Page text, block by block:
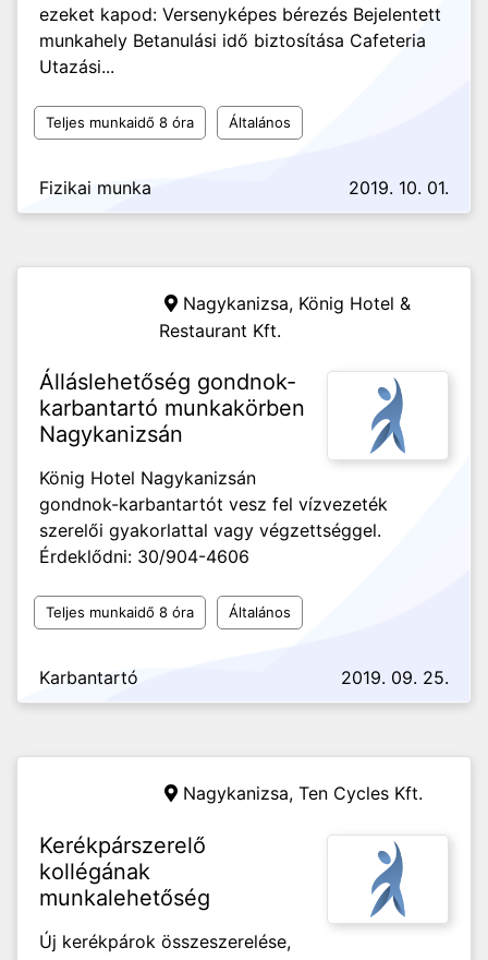
ezeket kapod: Versenyképes bérezés Bejelentett
munkahely Betanulási idő biztosítása Cafeteria
Utazási...
Teljes munkaidő 8 óra Általános
Fizikai munka 2019. 10. 01.
Nagykanizsa, König Hotel &
Restaurant Kft.
Álláslehetőség gondnok-
karbantartó munkakörben
Nagykanizsán
König Hotel Nagykanizsán
gondnok-karbantartót vesz fel vízvezeték
szerelői gyakorlattal vagy végzettséggel.
Érdeklődni: 30/904-4606
Teljes munkaidő 8 óra Általános
Karbantartó 2019. 09. 25.
Nagykanizsa, Ten Cycles Kft.
Kerékpárszerelő
kollégának
munkalehetőség
Új kerékpárok összeszerelése,